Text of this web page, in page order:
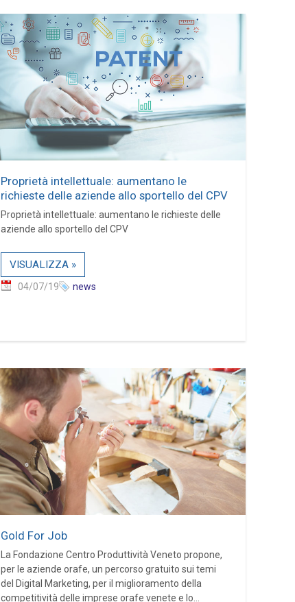
Proprietà intellettuale: aumentano le
richieste delle aziende allo sportello del CPV
Proprietà intellettuale: aumentano le richieste delle
aziende allo sportello del CPV
VISUALIZZA »
04/07/19 news
Gold For Job
La Fondazione Centro Produttività Veneto propone,
per le aziende orafe, un percorso gratuito sui temi
del Digital Marketing, per il miglioramento della
competitività delle imprese orafe venete e lo...